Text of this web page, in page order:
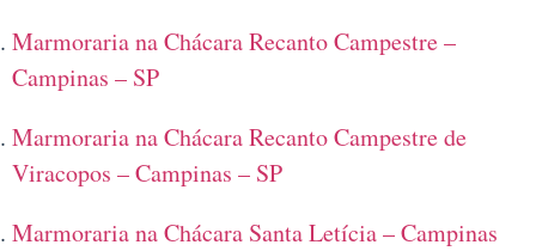
Marmoraria na Chácara Recanto Campestre –
Campinas – SP
Marmoraria na Chácara Recanto Campestre de
Viracopos – Campinas – SP
Marmoraria na Chácara Santa Letícia – Campinas